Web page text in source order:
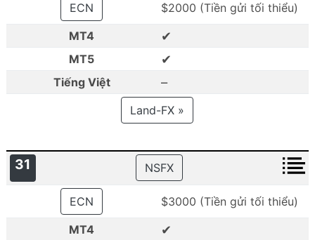
ECN
$2000 (Tiền gửi tối thiểu)
MT4
✔
MT5 ✔
Tiếng Việt –
Land-FX »
31 NSFX
ECN
$3000 (Tiền gửi tối thiểu)
MT4
✔